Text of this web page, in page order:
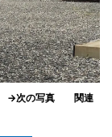
→次の写真
関連